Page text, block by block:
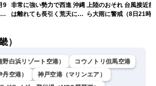
9
魚
非常に強い勢力で西進 沖縄
は離れても長引く荒天に厳
上陸のおそれ 台風接近前
ら大雨に警戒（8日21時
）
白浜リゾート空港）
コウノトリ但馬空港
空港）
神戸空港（マリンエア）